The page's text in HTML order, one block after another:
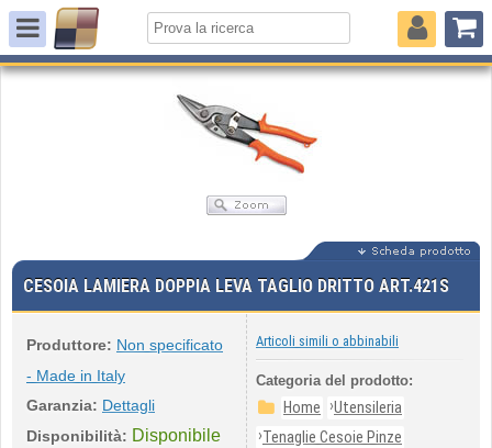
CESOIA LAMIERA DOPPIA LEVA TAGLIO DRITTO ART.421S
Produttore: Non specificato
- Made in Italy
Garanzia: Dettagli
Disponibilità: Disponibile
Articoli simili o abbinabili
Categoria del prodotto:
Home ›Utensileria
›Tenaglie Cesoie Pinze